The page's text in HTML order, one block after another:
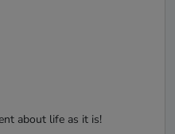
about life as it is!